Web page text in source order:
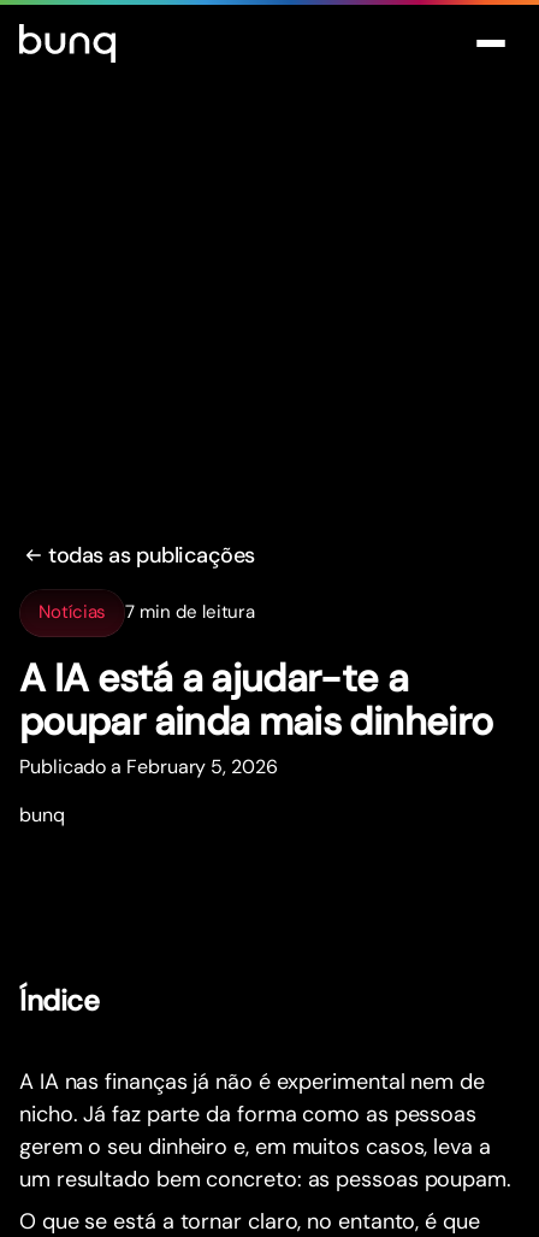
todas as publicações
Notícias 7 min de leitura
A IA está a ajudar-te a
poupar ainda mais dinheiro
Publicado a February 5, 2026
bunq
Índice
A IA nas finanças já não é experimental nem de
nicho. Já faz parte da forma como as pessoas
gerem o seu dinheiro e, em muitos casos, leva a
um resultado bem concreto: as pessoas poupam.
O que se está a tornar claro, no entanto, é que